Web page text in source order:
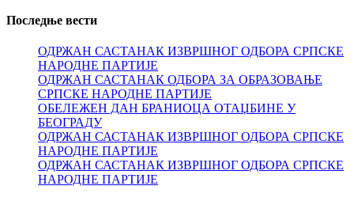
Последње вести
ОДРЖАН САСТАНАК ИЗВРШНОГ ОДБОРА СРПСКЕ
НАРОДНЕ ПАРТИЈЕ
ОДРЖАН САСТАНАК ОДБОРА ЗА ОБРАЗОВАЊЕ
СРПСКЕ НАРОДНЕ ПАРТИЈЕ
ОБЕЛЕЖЕН ДАН БРАНИОЦА ОТАЏБИНЕ У
БЕОГРАДУ
ОДРЖАН САСТАНАК ИЗВРШНОГ ОДБОРА СРПСКЕ
НАРОДНЕ ПАРТИЈЕ
ОДРЖАН САСТАНАК ИЗВРШНОГ ОДБОРА СРПСКЕ
НАРОДНЕ ПАРТИЈЕ